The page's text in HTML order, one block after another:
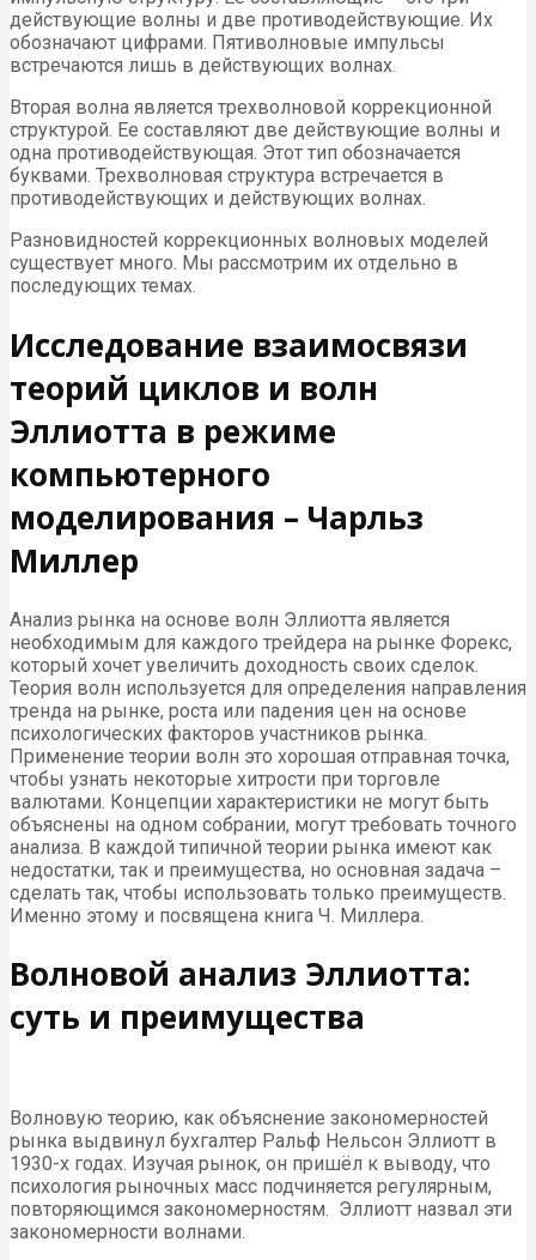
действующие волны и две противодействующие. Их
обозначают цифрами. Пятиволновые импульсы
встречаются лишь в действующих волнах.
Вторая волна является трехволновой коррекционной
структурой. Ее составляют две действующие волны и
одна противодействующая. Этот тип обозначается
буквами. Трехволновая структура встречается в
противодействующих и действующих волнах.
Разновидностей коррекционных волновых моделей
существует много. Мы рассмотрим их отдельно в
последующих темах.
Исследование взаимосвязи
теорий циклов и волн
Эллиотта в режиме
компьютерного
моделирования – Чарльз
Миллер
Анализ рынка на основе волн Эллиотта является
необходимым для каждого трейдера на рынке Форекс,
который хочет увеличить доходность своих сделок.
Теория волн используется для определения направления
тренда на рынке, роста или падения цен на основе
психологических факторов участников рынка.
Применение теории волн это хорошая отправная точка,
чтобы узнать некоторые хитрости при торговле
валютами. Концепции характеристики не могут быть
объяснены на одном собрании, могут требовать точного
анализа. В каждой типичной теории рынка имеют как
недостатки, так и преимущества, но основная задача –
сделать так, чтобы использовать только преимуществ.
Именно этому и посвящена книга Ч. Миллера.
Волновой анализ Эллиотта:
суть и преимущества
Волновую теорию, как объяснение закономерностей
рынка выдвинул бухгалтер Ральф Нельсон Эллиотт в
1930-х годах. Изучая рынок, он пришёл к выводу, что
психология рыночных масс подчиняется регулярным,
повторяющимся закономерностям. Эллиотт назвал эти
закономерности волнами.